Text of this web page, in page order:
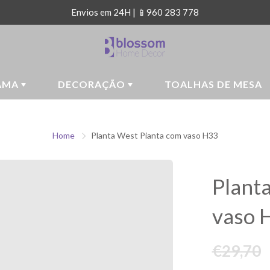
Envios em 24H | 📱960 283 778
DECORAÇÃO TOALHAS DE MESA
Home Planta West Pianta com vaso H33
vaso
€29,70